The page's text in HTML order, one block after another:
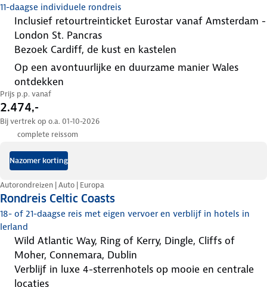
11-daagse individuele rondreis
inclusief retourtreinticket Eurostar vanaf Amsterdam -
London St. Pancras
bezoek Cardiff, de kust en kastelen
op een avontuurlijke en duurzame manier Wales
ontdekken
Prijs p.p. vanaf
2.474,-
Bij vertrek op o.a. 01-10-2026
complete reissom
Nazomer korting
Rondreis Celtic Coasts
Autorondreizen | Auto | Europa
18- of 21-daagse reis met eigen vervoer en verblijf in hotels in
Ierland
Wild Atlantic Way, Ring of Kerry, Dingle, Cliffs of
Moher, Connemara, Dublin
verblijf in luxe 4-sterrenhotels op mooie en centrale
locaties